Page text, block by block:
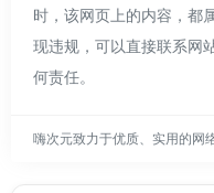
时，该网页上的内容，都
现违规，可以直接联系网
何责任。
嗨次元致力于优质、实用的网